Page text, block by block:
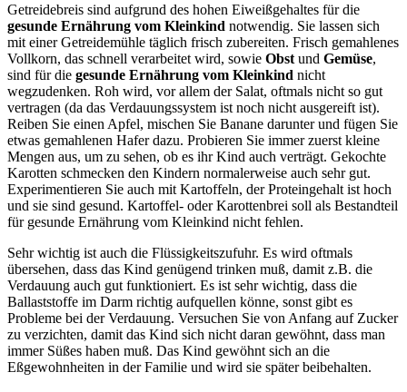
Getreidebreis sind aufgrund des hohen Eiweißgehaltes für die
gesunde Ernährung vom Kleinkind notwendig. Sie lassen sich
mit einer Getreidemühle täglich frisch zubereiten. Frisch gemahlenes
Vollkorn, das schnell verarbeitet wird, sowie Obst und Gemüse,
sind für die gesunde Ernährung vom Kleinkind nicht
wegzudenken. Roh wird, vor allem der Salat, oftmals nicht so gut
vertragen (da das Verdauungssystem ist noch nicht ausgereift ist).
Reiben Sie einen Apfel, mischen Sie Banane darunter und fügen Sie
etwas gemahlenen Hafer dazu. Probieren Sie immer zuerst kleine
Mengen aus, um zu sehen, ob es ihr Kind auch verträgt. Gekochte
Karotten schmecken den Kindern normalerweise auch sehr gut.
Experimentieren Sie auch mit Kartoffeln, der Proteingehalt ist hoch
und sie sind gesund. Kartoffel- oder Karottenbrei soll als Bestandteil
für gesunde Ernährung vom Kleinkind nicht fehlen.
Sehr wichtig ist auch die Flüssigkeitszufuhr. Es wird oftmals
übersehen, dass das Kind genügend trinken muß, damit z.B. die
Verdauung auch gut funktioniert. Es ist sehr wichtig, dass die
Ballaststoffe im Darm richtig aufquellen könne, sonst gibt es
Probleme bei der Verdauung. Versuchen Sie von Anfang auf Zucker
zu verzichten, damit das Kind sich nicht daran gewöhnt, dass man
immer Süßes haben muß. Das Kind gewöhnt sich an die
Eßgewohnheiten in der Familie und wird sie später beibehalten.